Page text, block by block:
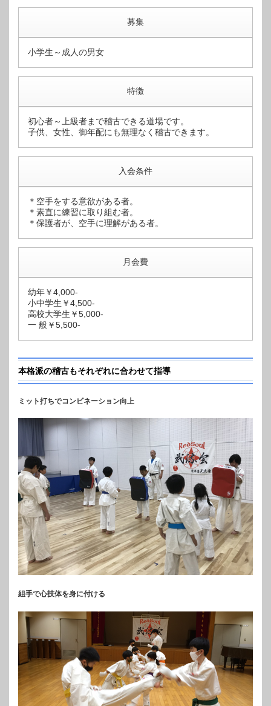
募集
小学生～成人の男女
特徴
初心者～上級者まで稽古できる道場です。
子供、女性、御年配にも無理なく稽古できます。
入会条件
＊空手をする意欲がある者。
＊素直に練習に取り組む者。
＊保護者が、空手に理解がある者。
月会費
幼年￥4,000-
小中学生￥4,500-
高校大学生￥5,000-
一 般￥5,500-
本格派の稽古もそれぞれに合わせて指導
ミット打ちでコンビネーション向上
組手で心技体を身に付ける